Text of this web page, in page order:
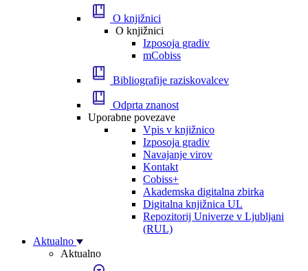
O knjižnici
O knjižnici
Izposoja gradiv
mCobiss
Bibliografije raziskovalcev
Odprta znanost
Uporabne povezave
Vpis v knjižnico
Izposoja gradiv
Navajanje virov
Kontakt
Cobiss+
Akademska digitalna zbirka
Digitalna knjižnica UL
Repozitorij Univerze v Ljubljani
(RUL)
Aktualno
Aktualno